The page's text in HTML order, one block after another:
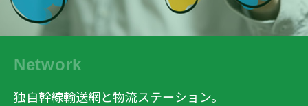
Network
独自幹線輸送網と物流ステーション。